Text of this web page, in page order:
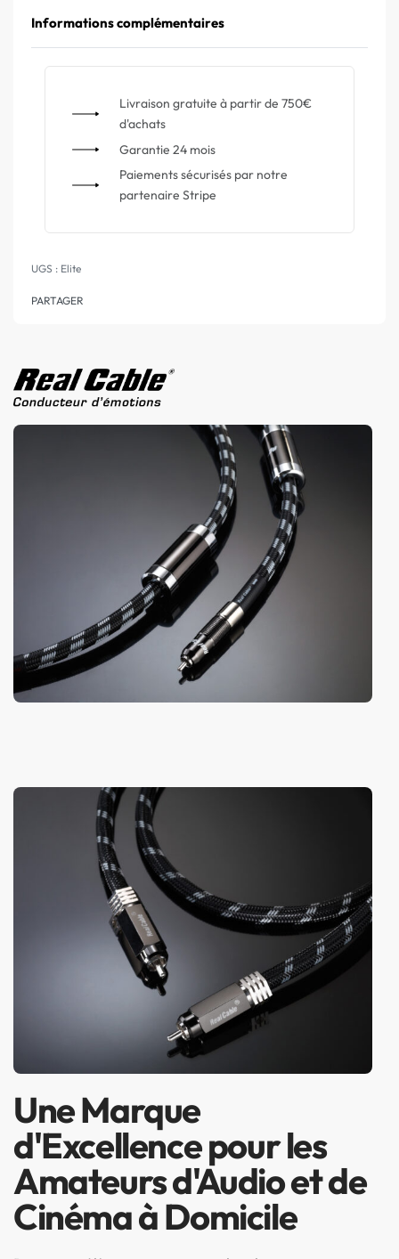
Informations complémentaires
Livraison gratuite à partir de 750€
d'achats
Garantie 24 mois
Paiements sécurisés par notre
partenaire Stripe
Elite
PARTAGER
Une Marque
d'Excellence pour les
Amateurs d'Audio et de
Cinéma à Domicile